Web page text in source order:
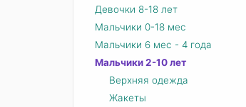
Девочки 8-18 лет
Мальчики 0-18 мес
Мальчики 6 мес - 4 года
Мальчики 2-10 лет
Верхняя одежда
Жакеты